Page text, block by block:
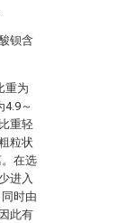
钡含
重为
～
重轻
粒状
在选
进入
时由
此有